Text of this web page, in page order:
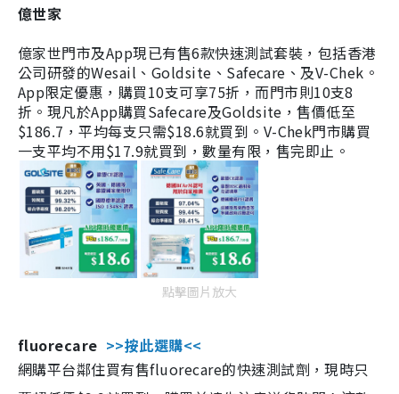
億世家
億家世門市及App現已有售6款快速測試套裝，包括香港
公司研發的Wesail、Goldsite、Safecare、及V-Chek。
App限定優惠，購買10支可享75折，而門市則10支8
折。現凡於App購買Safecare及Goldsite，售價低至
$186.7，平均每支只需$18.6就買到。V-Chek門市購買
一支平均不用$17.9就買到，數量有限，售完即止。
點擊圖片放大
fluorecare >>按此選購<<
網購平台鄰住買有售fluorecare的快速測試劑，現時只